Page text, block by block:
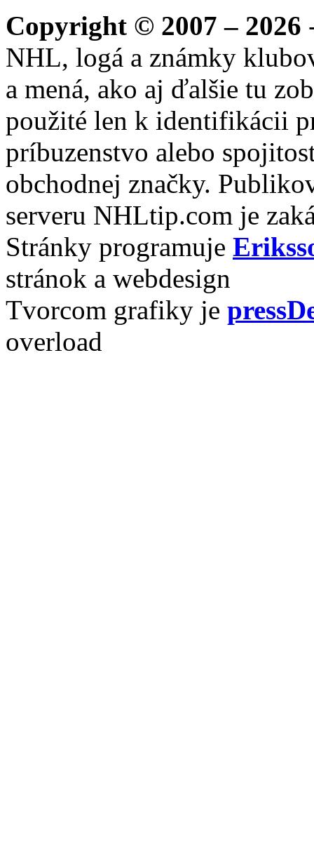
Copyright © 2007 – 2026
NHL, logá a známky
a mená, ako aj ďalšie tu
použité len k identifikácii
príbuzenstvo alebo
obchodnej značky.
serveru NHLtip.com je
Stránky programuje
stránok a webdesign
Tvorcom grafiky je
overload